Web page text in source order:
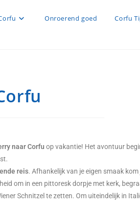
Onroerend goed Corfu
naar Corfu op vakantie! Het avontuur
reis. Afhankelijk van je eigen smaak
om in een pittoresk dorpje met kerk,
Schnitzel te zetten. Om uiteindelijk in